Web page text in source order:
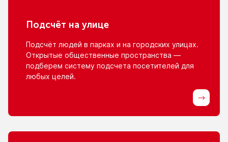
Подсчёт на улице
Подсчёт людей в парках и на городских улицах.
Открытые общественные пространства —
подберем систему подсчета посетителей для
любых целей.